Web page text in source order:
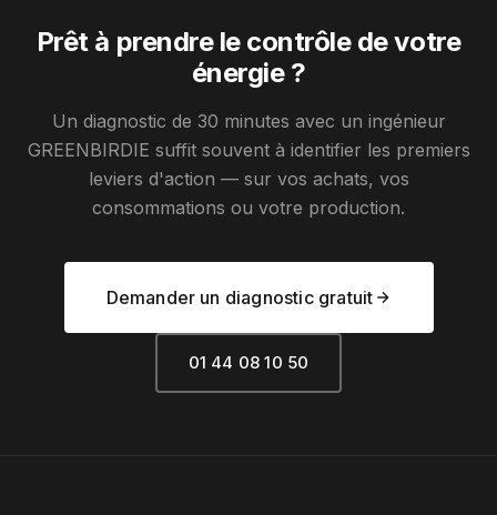
Prêt à prendre le contrôle de votre
énergie ?
Un diagnostic de 30 minutes avec un ingénieur
GREENBIRDIE suffit souvent à identifier les premiers
leviers d'action — sur vos achats, vos
consommations ou votre production.
Demander un diagnostic gratuit
01 44 08 10 50